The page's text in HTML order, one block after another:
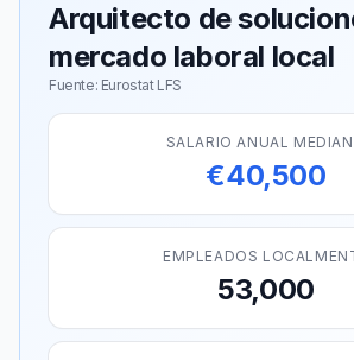
Arquitecto de
mercado laboral local
Fuente: Eurostat LFS
SALARIO ANUAL
€40,500
EMPLEADOS
53,000